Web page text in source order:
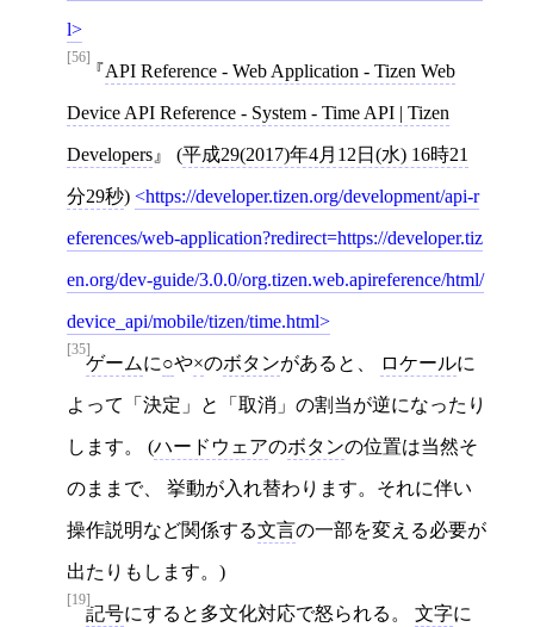
l
[56]
API Reference - Web Application - Tizen Web
Device API Reference - System - Time API | Tizen
Developers (平成29(2017)年4月12日(水) 16時21
分29秒) https://developer.tizen.org/development/api-r
eferences/web-application?redirect=https://developer.tiz
en.org/dev-guide/3.0.0/org.tizen.web.apireference/html/
device_api/mobile/tizen/time.html
[35]
ゲームに○や×のボタンがあると、 ロケールに
よって「決定」と「取消」の割当が逆になったり
します。 (ハードウェアのボタンの位置は当然そ
のままで、 挙動が入れ替わります。それに伴い
操作説明など関係する文言の一部を変える必要が
出たりもします。)
[19]
記号にすると多文化対応で怒られる。 文字に